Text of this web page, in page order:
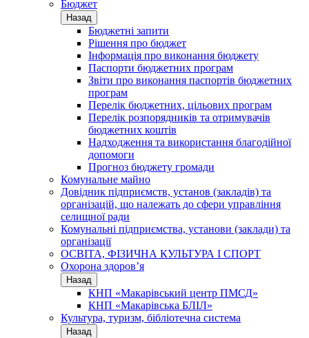
Бюджет
Назад
Бюджетні запити
Рішення про бюджет
Інформація про виконання бюджету
Паспорти бюджетних програм
Звіти про виконання паспортів бюджетних
програм
Перелік бюджетних, цільових програм
Перелік розпорядників та отримувачів
бюджетних коштів
Надходження та використання благодійної
допомоги
Прогноз бюджету громади
Комунальне майно
Довідник підприємств, установ (закладів) та
організацій, що належать до сфери управління
селищної ради
Комунальні підприємства, установи (заклади) та
організації
ОСВІТА, ФІЗИЧНА КУЛЬТУРА І СПОРТ
Охорона здоров’я
Назад
КНП «Макарівський центр ПМСД»
КНП «Макарівська БЛІЛ»
Культура, туризм, бібліотечна система
Назад